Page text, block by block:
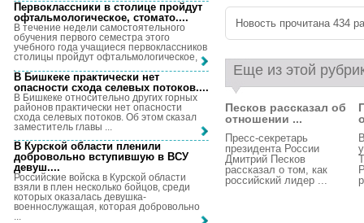
Новость прочитана 434
Еще из этой
Песков рассказал об
отношении ...
Пресс-секретарь
президента России
Дмитрий Песков
рассказал о том, как
российский лидер ...
Первоклассники в столице пройдут
офтальмологическое, стомато....
В течение недели самостоятельного
обучения первого семестра этого
учебного года учащиеся первоклассников
столицы пройдут офтальмологическое, ...
В Бишкеке практически нет
опасности схода селевых потоков....
В Бишкеке относительно других горных
районов практически нет опасности
схода селевых потоков. Об этом сказал
заместитель главы ...
В Курской области пленили
добровольно вступившую в ВСУ
девуш....
Российские войска в Курской области
взяли в плен несколько бойцов, среди
которых оказалась девушка-
военнослужащая, которая добровольно
...